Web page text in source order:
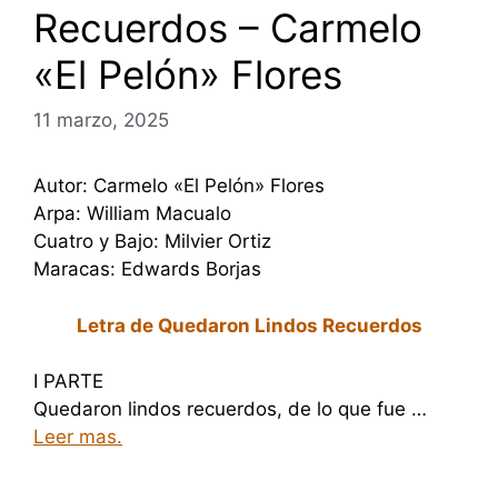
Recuerdos – Carmelo
«El Pelón» Flores
11 marzo, 2025
Autor: Carmelo «El Pelón» Flores
Arpa: William Macualo
Cuatro y Bajo: Milvier Ortiz
Maracas: Edwards Borjas
Letra de Quedaron Lindos Recuerdos
I PARTE
Quedaron lindos recuerdos, de lo que fue …
Leer mas.